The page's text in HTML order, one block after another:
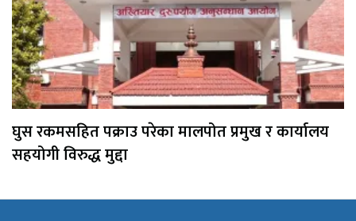
घुस रकमसहित पक्राउ परेका मालपोत प्रमुख र कार्यालय
सहयोगी विरुद्ध मुद्दा